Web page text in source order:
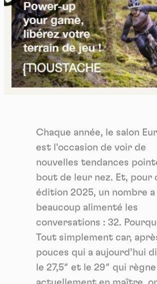
Chaque année, le salon
est l’occasion de voir de
nouvelles tendances
bout de leur nez. Et, pour
édition 2025, un nombre a
beaucoup alimenté les
conversations : 32.
Tout simplement car,
pouces qui a aujourd’hui
le 27,5″ et le 29″ qui règne